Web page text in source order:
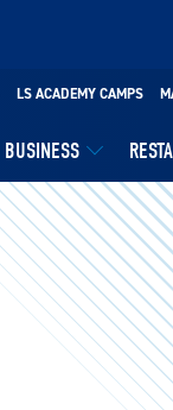
BUSINESS
LS ACADEMY CAMPS